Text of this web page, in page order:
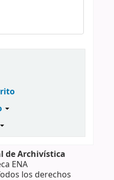
de Archivística
ENA
los derechos